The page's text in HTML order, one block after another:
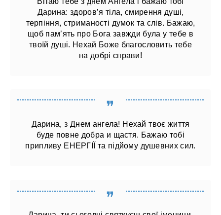
Дарина: здоров’я тіла, смирення душі,
терпіння, стриманості думок та слів. Бажаю,
щоб пам’ять про Бога завжди була у тебе в
твоїй душі. Нехай Боже благословить тебе
на добрі справи!
Дарина, з Днем ангела! Нехай твоє життя
буде повне добра и щастя. Бажаю тобі
припливу ЕНЕРГІЇ та підйому душевних сил.